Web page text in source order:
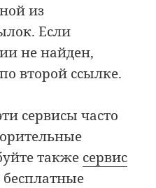
из
Если
не найден,
второй ссылке.
сервисы часто
также сервис
бесплатные